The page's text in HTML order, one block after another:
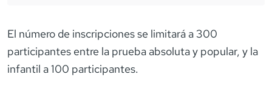
El número de inscripciones se limitará a 300
participantes entre la prueba absoluta y popular, y la
infantil a 100 participantes.